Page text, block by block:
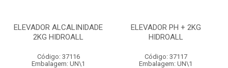
ELEVADOR ALCALINIDADE
2KG HIDROALL
Código: 37116
Embalagem: UN\1
ELEVADOR PH + 2KG
HIDROALL
Código: 37117
Embalagem: UN\1